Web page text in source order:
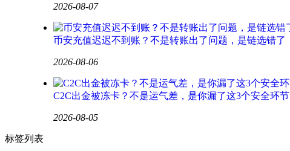
2026-08-07
币安充值迟迟不到账？不是转账出了问题，是链选错了
2026-08-06
C2C出金被冻卡？不是运气差，是你漏了这3个安全环节
2026-08-05
标签列表